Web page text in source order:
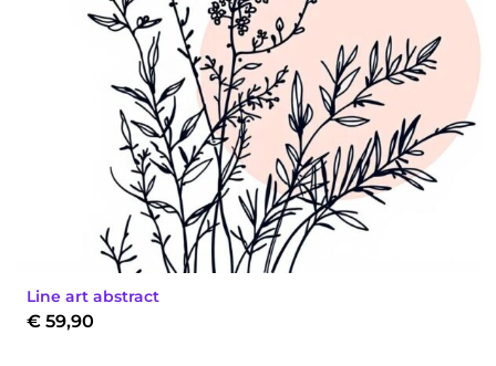
Line art abstract
€ 59,90